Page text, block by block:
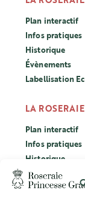
Plan interactif
Infos pratiques
Historique
Évènements
Labellisation
LA ROSERAIE
Plan interactif
Infos pratiques
Historique
Évènements
Labellisation